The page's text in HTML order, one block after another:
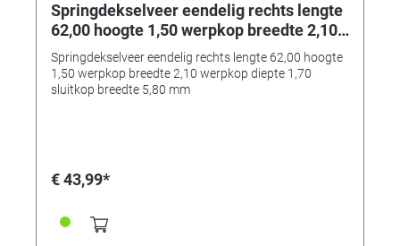
Springdekselveer eendelig rechts lengte
62,00 hoogte 1,50 werpkop breedte 2,10
werpkop diepte 1,70 sluitkop breedte
5,80 mm
Springdekselveer eendelig rechts lengte 62,00 hoogte
1,50 werpkop breedte 2,10 werpkop diepte 1,70
sluitkop breedte 5,80 mm
€ 43,99*